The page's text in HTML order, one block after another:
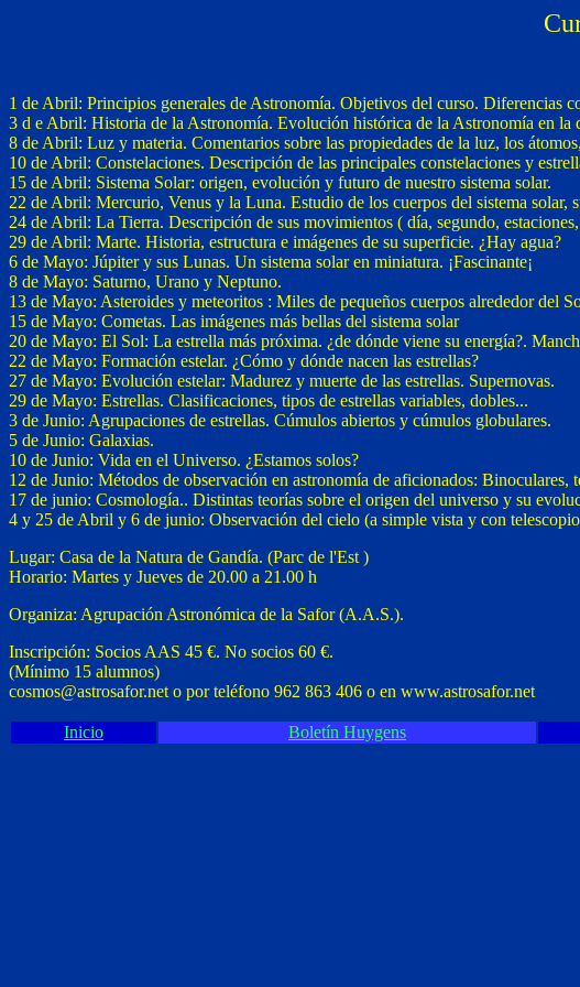
1 de Abril: Principios generales de Astronomía. Objetivos del curso. Diferencias
3 d e Abril: Historia de la Astronomía. Evolución histórica de la Astronomía en la
8 de Abril: Luz y materia. Comentarios sobre las propiedades de la luz, los
10 de Abril: Constelaciones. Descripción de las principales constelaciones y
15 de Abril: Sistema Solar: origen, evolución y futuro de nuestro sistema solar.
22 de Abril: Mercurio, Venus y la Luna. Estudio de los cuerpos del sistema solar,
24 de Abril: La Tierra. Descripción de sus movimientos ( día, segundo,
29 de Abril: Marte. Historia, estructura e imágenes de su superficie. ¿Hay agua?
6 de Mayo: Júpiter y sus Lunas. Un sistema solar en miniatura. ¡Fascinante¡
8 de Mayo: Saturno, Urano y Neptuno.
13 de Mayo: Asteroides y meteoritos : Miles de pequeños cuerpos alrededor del
15 de Mayo: Cometas. Las imágenes más bellas del sistema solar
20 de Mayo: El Sol: La estrella más próxima. ¿de dónde viene su energía?.
22 de Mayo: Formación estelar. ¿Cómo y dónde nacen las estrellas?
27 de Mayo: Evolución estelar: Madurez y muerte de las estrellas. Supernovas.
29 de Mayo: Estrellas. Clasificaciones, tipos de estrellas variables, dobles...
3 de Junio: Agrupaciones de estrellas. Cúmulos abiertos y cúmulos globulares.
5 de Junio: Galaxias.
10 de Junio: Vida en el Universo. ¿Estamos solos?
12 de Junio: Métodos de observación en astronomía de aficionados:
17 de junio: Cosmología.. Distintas teorías sobre el origen del universo y su
4 y 25 de Abril y 6 de junio: Observación del cielo (a simple vista y con
Lugar: Casa de la Natura de Gandía. (Parc de l'Est )
Horario: Martes y Jueves de 20.00 a 21.00 h
Organiza: Agrupación Astronómica de la Safor (A.A.S.).
Inscripción: Socios AAS 45 €. No socios 60 €.
(Mínimo 15 alumnos)
cosmos@astrosafor.net o por teléfono 962 863 406 o en www.astrosafor.net
Inicio Boletín Huygens